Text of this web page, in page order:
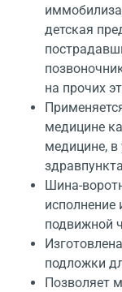
детская
на прочих
медицине
медицине, в
Шина-
исполнение
подвижной
подложки
Позволяет